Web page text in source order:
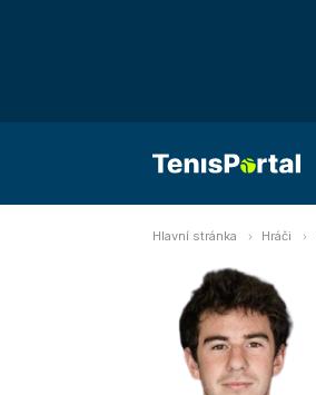
Hlavní stránka Hráči